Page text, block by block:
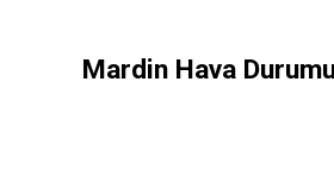
Mardin Hava